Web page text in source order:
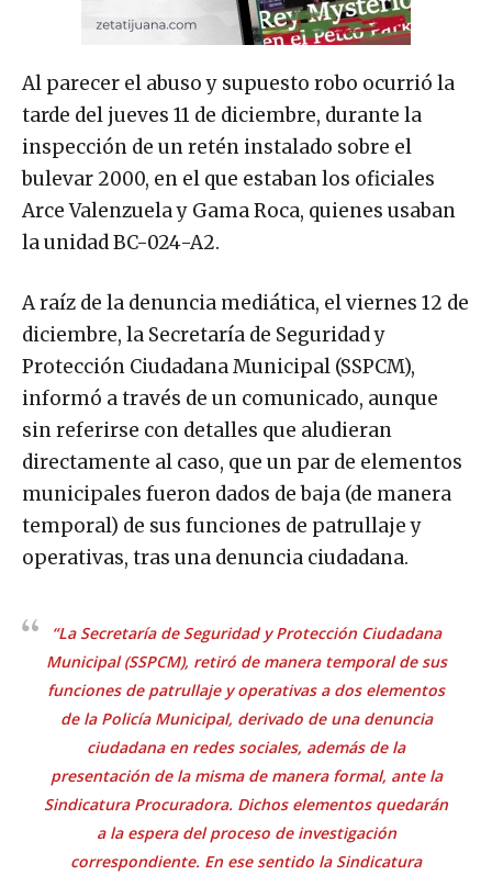
Al parecer el abuso y supuesto robo ocurrió la
tarde del jueves 11 de diciembre, durante la
inspección de un retén instalado sobre el
bulevar 2000, en el que estaban los oficiales
Arce Valenzuela y Gama Roca, quienes usaban
la unidad BC-024-A2.
A raíz de la denuncia mediática, el viernes 12 de
diciembre, la Secretaría de Seguridad y
Protección Ciudadana Municipal (SSPCM),
informó a través de un comunicado, aunque
sin referirse con detalles que aludieran
directamente al caso, que un par de elementos
municipales fueron dados de baja (de manera
temporal) de sus funciones de patrullaje y
operativas, tras una denuncia ciudadana.
“La Secretaría de Seguridad y Protección Ciudadana
Municipal (SSPCM), retiró de manera temporal de sus
funciones de patrullaje y operativas a dos elementos
de la Policía Municipal, derivado de una denuncia
ciudadana en redes sociales, además de la
presentación de la misma de manera formal, ante la
Sindicatura Procuradora. Dichos elementos quedarán
a la espera del proceso de investigación
correspondiente. En ese sentido la Sindicatura